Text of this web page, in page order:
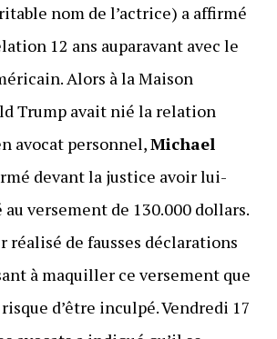
nom de l’actrice) a affirmé
12 ans auparavant avec le
Alors à la Maison
Trump avait nié la relation
avocat personnel,Michael
devant la justice avoir lui-
versement de 130.000 dollars.
réalisé de fausses déclarations
à maquiller ce versement que
d’être inculpé. Vendredi 17